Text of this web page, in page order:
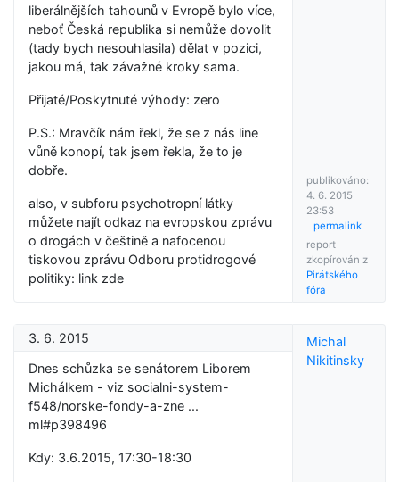
liberálnějších tahounů v Evropě bylo více,
neboť Česká republika si nemůže dovolit
(tady bych nesouhlasila) dělat v pozici,
jakou má, tak závažné kroky sama.
Přijaté/Poskytnuté výhody: zero
P.S.: Mravčík nám řekl, že se z nás line
vůně konopí, tak jsem řekla, že to je
dobře.
also, v subforu psychotropní látky
můžete najít odkaz na evropskou zprávu
o drogách v češtině a nafocenou
tiskovou zprávu Odboru protidrogové
politiky: link zde
publikováno:
4. 6. 2015
23:53
permalink
report
zkopírován z
Pirátského
fóra
3. 6. 2015
Dnes schůzka se senátorem Liborem
Michálkem - viz socialni-system-
f548/norske-fondy-a-zne ...
ml#p398496
Kdy: 3.6.2015, 17:30-18:30
Michal
Nikitinsky